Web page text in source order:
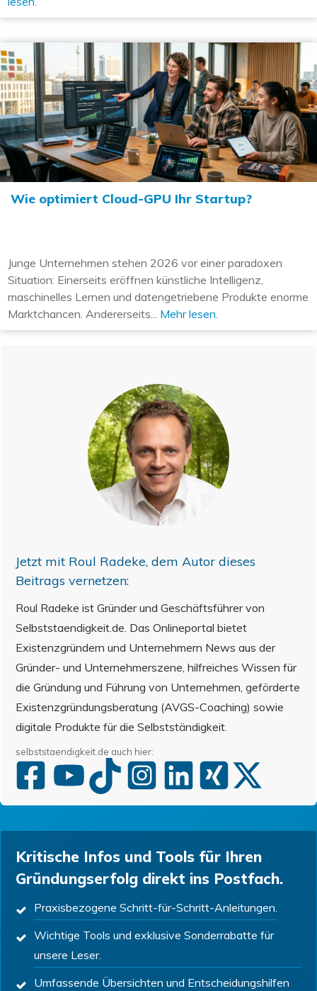
Wie optimiert Cloud-GPU Ihr Startup?
Junge Unternehmen stehen 2026 vor einer paradoxen
Situation: Einerseits eröffnen künstliche Intelligenz,
maschinelles Lernen und datengetriebene Produkte enorme
Marktchancen. Andererseits... Mehr lesen.
Jetzt mit Roul Radeke, dem Autor dieses
Beitrags vernetzen:
Roul Radeke ist Gründer und Geschäftsführer von
Selbststaendigkeit.de. Das Onlineportal bietet
Existenzgründern und Unternehmern News aus der
Gründer- und Unternehmerszene, hilfreiches Wissen für
die Gründung und Führung von Unternehmen, geförderte
Existenzgründungsberatung (AVGS-Coaching) sowie
digitale Produkte für die Selbstständigkeit.
selbststaendigkeit.de auch hier:
Kritische Infos und Tools für Ihren
Gründungserfolg direkt ins Postfach.
Praxisbezogene Schritt-für-Schritt-Anleitungen.
Wichtige Tools und exklusive Sonderrabatte für
unsere Leser.
Umfassende Übersichten und Entscheidungshilfen